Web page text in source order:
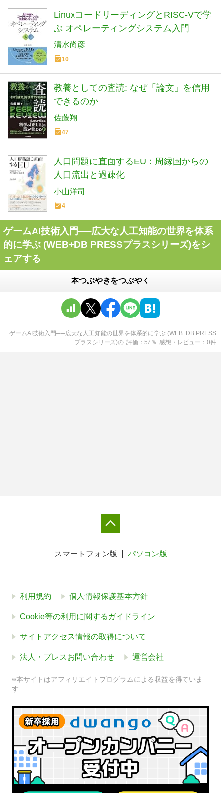
LinuxコードリーディングとRISC-Vで学
ぶ オペレーティングシステム入門
清水尚彦
10
教養としての査読: なぜ「論文」を信用
できるのか
佐藤翔
47
人口問題に直面するEU：周縁国からの
人口流出と過疎化
小山洋司
4
ゲームAI技術入門──広大な人工知能の世界を体系
的に学ぶ (WEB+DB PRESSプラスシリーズ)をシ
ェアする
本つぶやきをつぶやく
ゲームAI技術入門──広大な人工知能の世界を体系的に学ぶ (WEB+DB PRESS
プラスシリーズ)の 評価 57 ％ 感想・レビュー 0件
スマートフォン版 パソコン版
利用規約 個人情報保護基本方針
Cookie等の利用に関するガイドライン
サイトアクセス情報の取得について
法人・プレスお問い合わせ 運営会社
※本サイトはアフィリエイトプログラムによる収益を得ていま
す